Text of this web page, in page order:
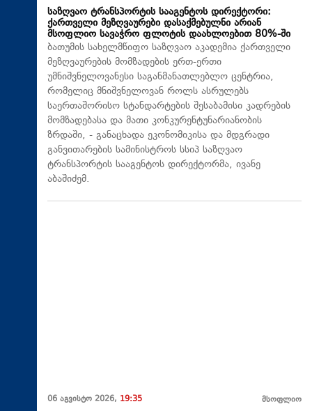
საზღვაო ტრანსპორტის სააგენტოს დირექტორი:
ქართველი მეზღვაურები დასაქმებულნი არიან
მსოფლიო სავაჭრო ფლოტის დაახლოებით 80%-ში
ბათუმის სახელმწიფო საზღვაო აკადემია ქართველი
მეზღვაურების მომზადების ერთ-ერთი
უმნიშვნელოვანესი საგანმანათლებლო ცენტრია,
რომელიც მნიშვნელოვან როლს ასრულებს
საერთაშორისო სტანდარტების შესაბამისი კადრების
მომზადებასა და მათი კონკურენტუნარიანობის
ზრდაში, - განაცხადა ეკონომიკისა და მდგრადი
განვითარების სამინისტროს სსიპ საზღვაო
ტრანსპორტის სააგენტოს დირექტორმა, ივანე
აბაშიძემ.
06 აგვისტო 2026, 19:35 მსოფლიო